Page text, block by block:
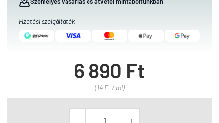
Fizetési szolgáltatók
6 890 Ft
(14 Ft / ml)
 